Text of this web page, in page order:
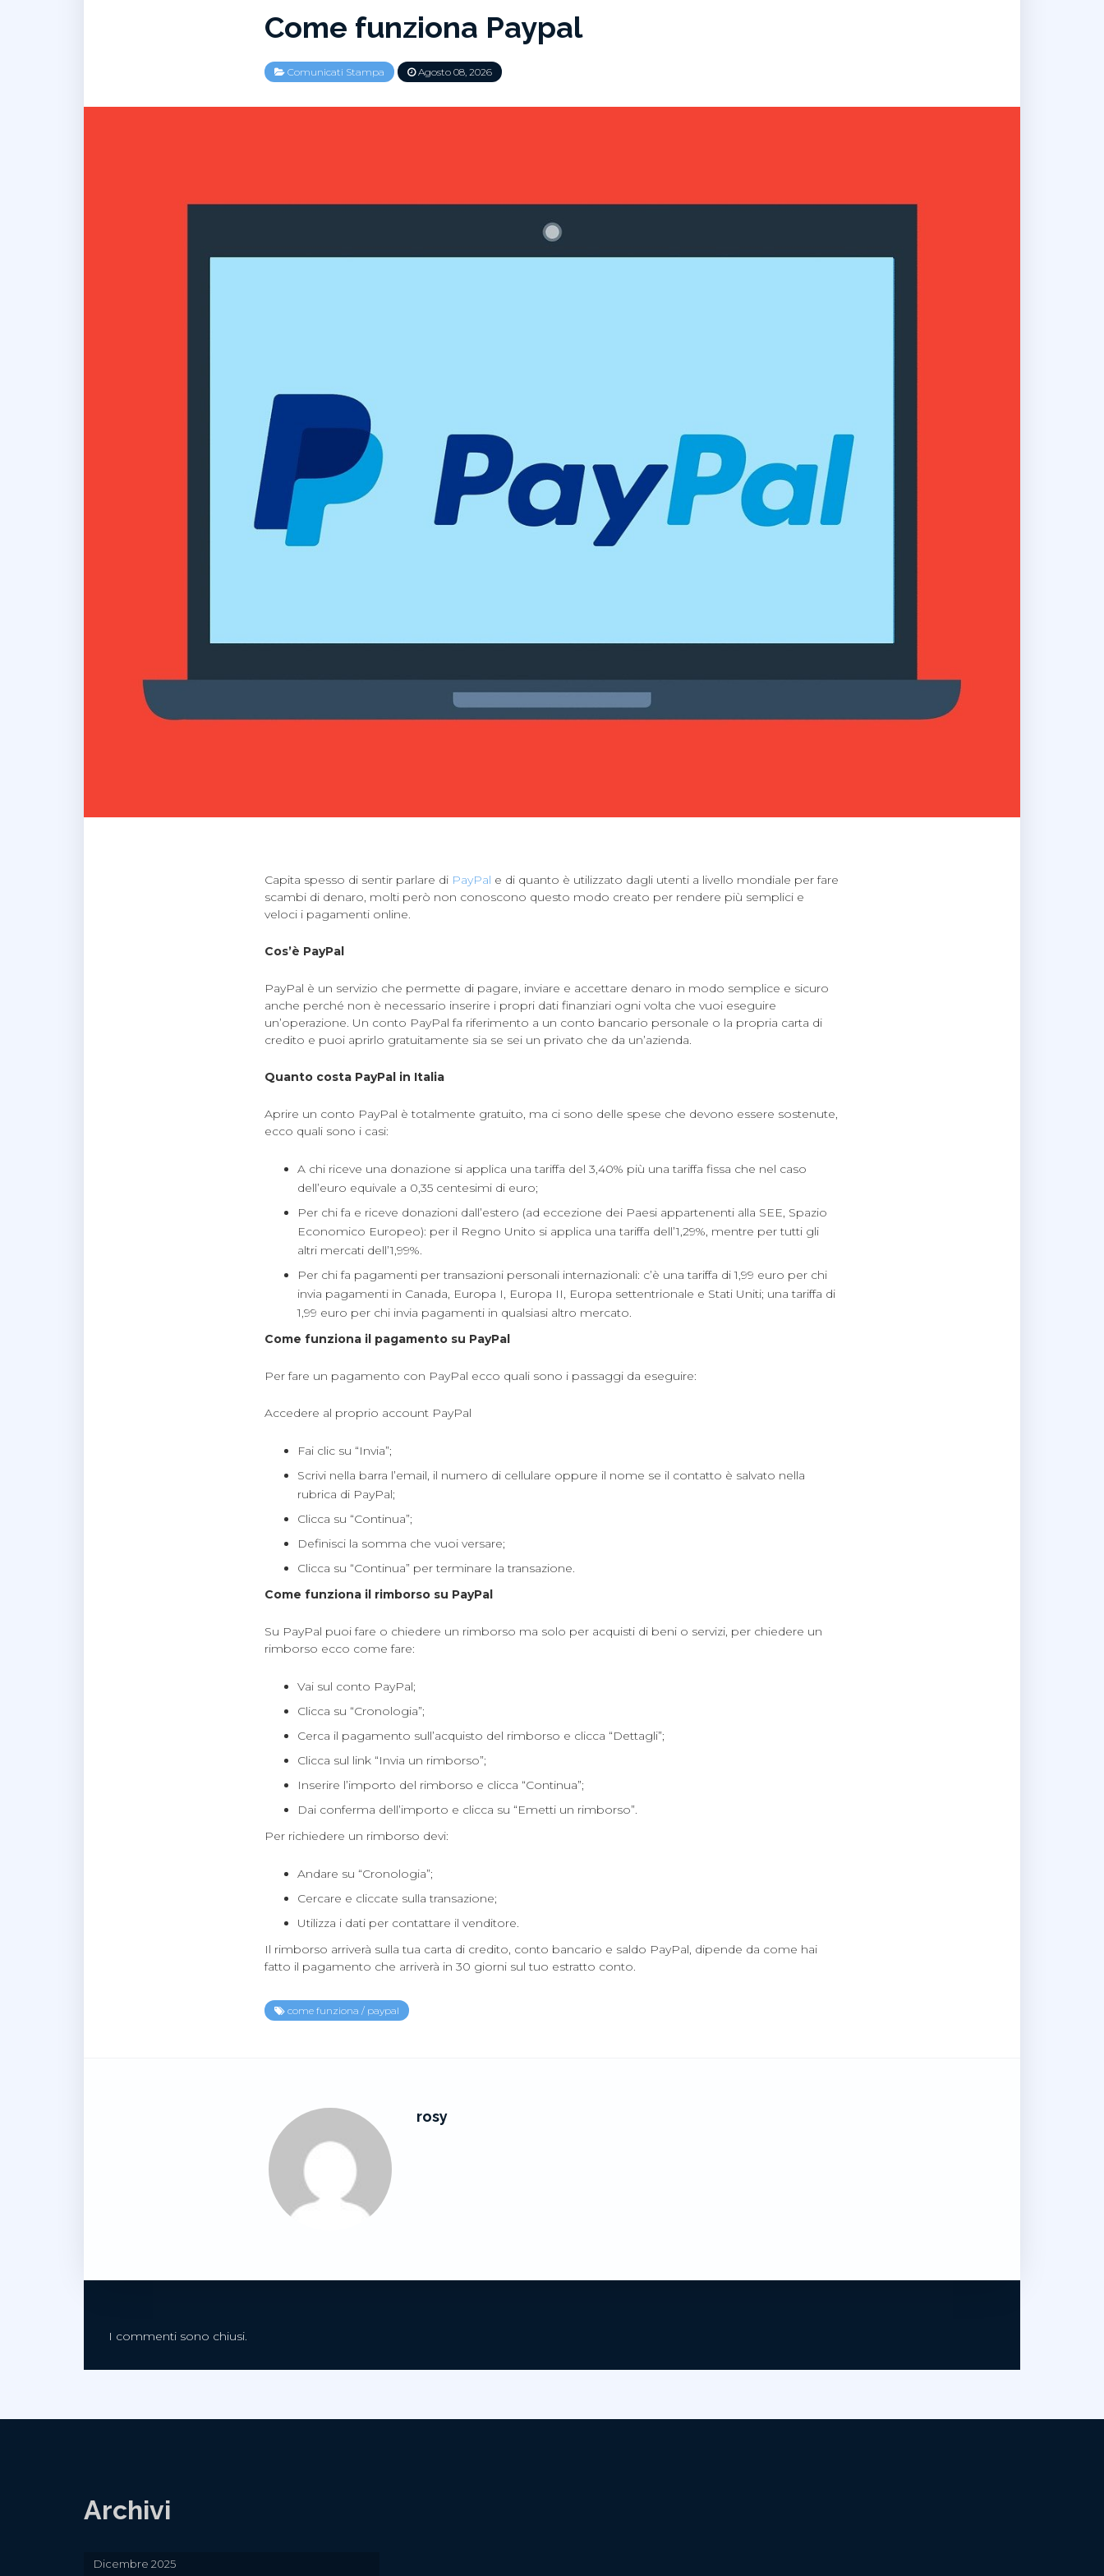
Come funziona Paypal
Comunicati Stampa Agosto 08, 2026
Capita spesso di sentir parlare di PayPal e di quanto è utilizzato dagli utenti a livello mondiale per fare
scambi di denaro, molti però non conoscono questo modo creato per rendere più semplici e
veloci i pagamenti online.
Cos’è PayPal
PayPal è un servizio che permette di pagare, inviare e accettare denaro in modo semplice e sicuro
anche perché non è necessario inserire i propri dati finanziari ogni volta che vuoi eseguire
un’operazione. Un conto PayPal fa riferimento a un conto bancario personale o la propria carta di
credito e puoi aprirlo gratuitamente sia se sei un privato che da un’azienda.
Quanto costa PayPal in Italia
Aprire un conto PayPal è totalmente gratuito, ma ci sono delle spese che devono essere sostenute,
ecco quali sono i casi:
A chi riceve una donazione si applica una tariffa del 3,40% più una tariffa fissa che nel caso
dell’euro equivale a 0,35 centesimi di euro;
Per chi fa e riceve donazioni dall’estero (ad eccezione dei Paesi appartenenti alla SEE, Spazio
Economico Europeo): per il Regno Unito si applica una tariffa dell’1,29%, mentre per tutti gli
altri mercati dell’1,99%.
Per chi fa pagamenti per transazioni personali internazionali: c’è una tariffa di 1,99 euro per chi
invia pagamenti in Canada, Europa I, Europa II, Europa settentrionale e Stati Uniti; una tariffa di
1,99 euro per chi invia pagamenti in qualsiasi altro mercato.
Come funziona il pagamento su PayPal
Per fare un pagamento con PayPal ecco quali sono i passaggi da eseguire:
Accedere al proprio account PayPal
Fai clic su “Invia”;
Scrivi nella barra l’email, il numero di cellulare oppure il nome se il contatto è salvato nella
rubrica di PayPal;
Clicca su “Continua”;
Definisci la somma che vuoi versare;
Clicca su “Continua” per terminare la transazione.
Come funziona il rimborso su PayPal
Su PayPal puoi fare o chiedere un rimborso ma solo per acquisti di beni o servizi, per chiedere un
rimborso ecco come fare:
Vai sul conto PayPal;
Clicca su “Cronologia”;
Cerca il pagamento sull’acquisto del rimborso e clicca “Dettagli”;
Clicca sul link “Invia un rimborso”;
Inserire l’importo del rimborso e clicca “Continua”;
Dai conferma dell’importo e clicca su “Emetti un rimborso”.
Per richiedere un rimborso devi:
Andare su “Cronologia”;
Cercare e cliccate sulla transazione;
Utilizza i dati per contattare il venditore.
Il rimborso arriverà sulla tua carta di credito, conto bancario e saldo PayPal, dipende da come hai
fatto il pagamento che arriverà in 30 giorni sul tuo estratto conto.
come funziona / paypal
rosy
I commenti sono chiusi.
Archivi
Dicembre 2025